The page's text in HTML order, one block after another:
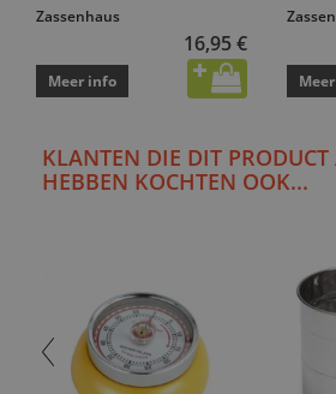
Zassenhaus
16,95 €
Meer info
KLANTEN DIE DIT PRODUCT
HEBBEN KOCHTEN OOK...